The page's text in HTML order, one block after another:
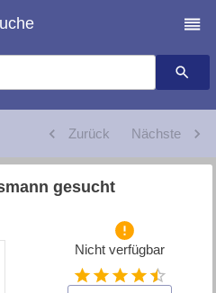
Zurück Nächste
gesucht
Nicht verfügbar